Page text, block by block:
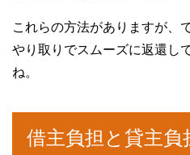
これらの方法がありますが、
やり取りでスムーズに返還し
ね。
借主負担と貸主負